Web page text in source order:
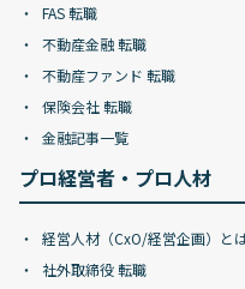
FAS 転職
不動産金融 転職
不動産ファンド 転職
保険会社 転職
金融記事一覧
プロ経営者・プロ人材
経営人材（CxO/経営企画）と
社外取締役 転職